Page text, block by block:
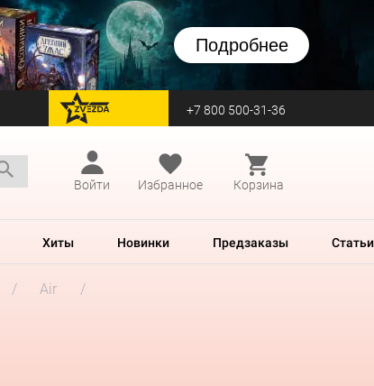
Подробнее
перейти на Zvezda +7 800 500-31-36
Войти
Избранное Корзина
Хиты Новинки Предзаказы Статьи
Air